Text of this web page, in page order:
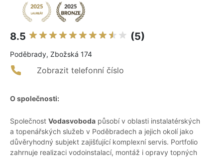
8.5 (5)
Poděbrady, Zbožská 174
Zobrazit telefonní číslo
O společnosti:
Společnost Vodasvoboda působí v oblasti instalatérských
a topenářských služeb v Poděbradech a jejich okolí jako
důvěryhodný subjekt zajišťující komplexní servis. Portfolio
zahrnuje realizaci vodoinstalací, montáž i opravy topných